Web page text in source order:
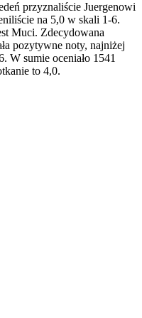
przyznaliście Juergenowi
na 5,0 w skali 1-6.
Muci. Zdecydowana
pozytywne noty, najniżej
W sumie oceniało 1541
to 4,0.